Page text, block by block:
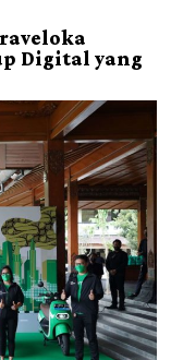
Digital yang